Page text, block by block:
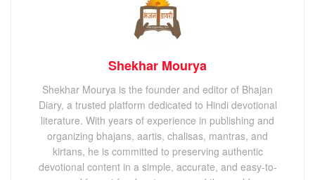
Shekhar Mourya
Shekhar Mourya is the founder and editor of Bhajan
Diary, a trusted platform dedicated to Hindi devotional
literature. With years of experience in publishing and
organizing bhajans, aartis, chalisas, mantras, and
kirtans, he is committed to preserving authentic
devotional content in a simple, accurate, and easy-to-